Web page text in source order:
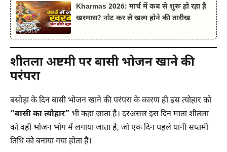
Kharmas 2026: मार्च में कब से शुरू हो रहा है
खरमास? नोट कर लें खत्म होने की तारीख
शीतला अष्टमी पर बासी भोजन खाने की
परंपरा
बसोड़ा के दिन बासी भोजन खाने की परंपरा के कारण ही इस त्योहार को
“बासी का त्योहार” भी कहा जाता है। दरअसल इस दिन माता शीतला
को वही भोजन भोग में लगाया जाता है, जो एक दिन पहले यानी सप्तमी
तिथि को बनाया गया होता है।